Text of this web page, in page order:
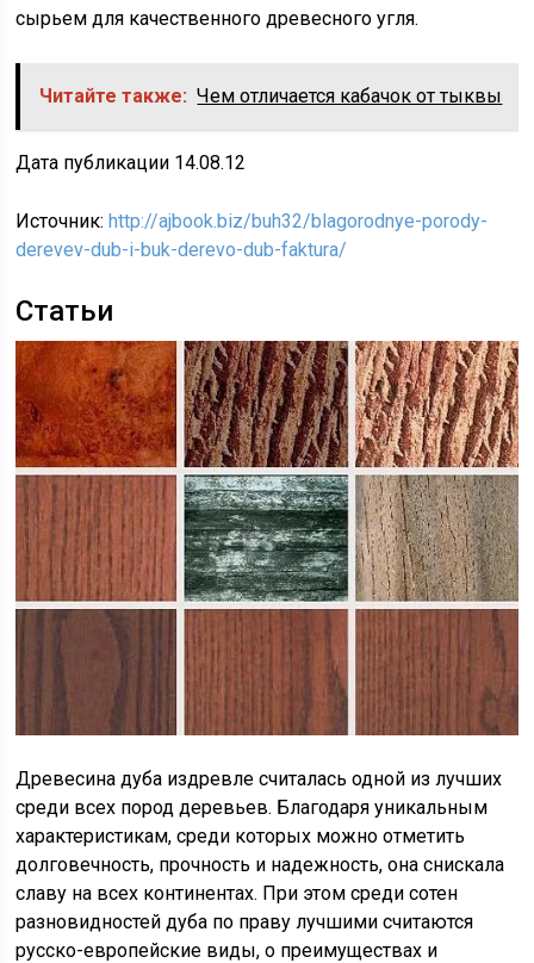
сырьем для качественного древесного угля.
Читайте также: Чем отличается кабачок от тыквы
Дата публикации 14.08.12
Источник:http://ajbook.biz/buh32/blagorodnye-porody-
derevev-dub-i-buk-derevo-dub-faktura/
Статьи
Древесина дуба издревле считалась одной из лучших
среди всех пород деревьев. Благодаря уникальным
характеристикам, среди которых можно отметить
долговечность, прочность и надежность, она снискала
славу на всех континентах. При этом среди сотен
разновидностей дуба по праву лучшими считаются
русско-европейские виды, о преимуществах и